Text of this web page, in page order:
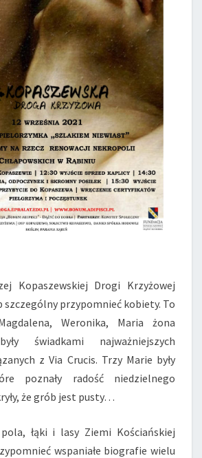
Kopaszewskiej Drogi Krzyżowej
szczególny przypomnieć kobiety. To
Weronika, Maria żona
świadkami najważniejszych
z Via Crucis. Trzy Marie były
poznały radość niedzielnego
że grób jest pusty…
łąki i lasy Ziemi Kościańskiej
wspaniałe biografie wielu